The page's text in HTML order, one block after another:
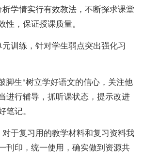
情实行有效教法，不断探求课堂
性，保证授课质量。
练，针对学生弱点突出强化习
生"树立学好语文的信心，关注他
进行辅导，抓听课状态，提示改进
笔记。
于复习用的教学材料和复习资料我
刊印，统一使用，确实做到资源共